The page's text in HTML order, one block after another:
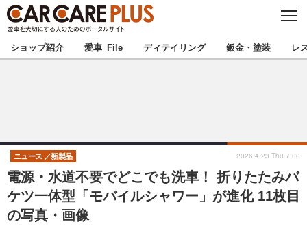
C
S
E
★カーケアプラス認定★ 厳選プロショップを地域から探す
甲信越 北陸
東海 関西
中国
ショップ紹介 愛車 File ディテイリング 鈑金・塗装 レ
電源・水道不要でどこでも洗車！ 折りたたみバ
ケツ一体型「モバイルシャワー」が進化 11枚目
の写真・画像
ニュース 新製品 2026.4.23 Thu 7:00